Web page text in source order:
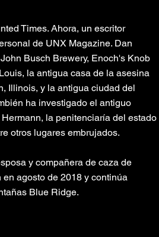
Times. Ahora, un escritor
de UNX Magazine. Dan
Busch Brewery, Enoch's Knob
la antigua casa de la asesina
Illinois, y la antigua ciudad del
ha investigado el antiguo
la penitenciaría del estado
otros lugares embrujados.
y compañera de caza de
agosto de 2018 y continúa
Blue Ridge.